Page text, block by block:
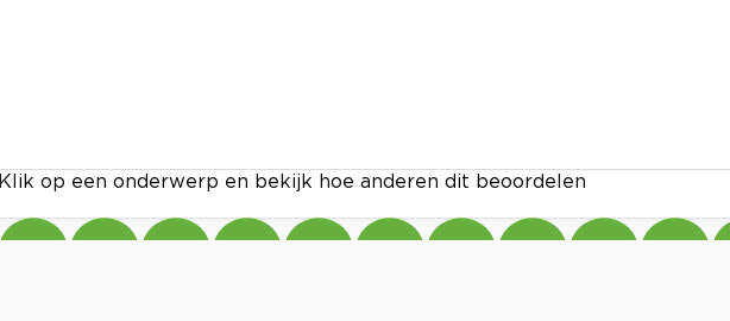
Klik op een onderwerp en bekijk hoe anderen dit beoordelen